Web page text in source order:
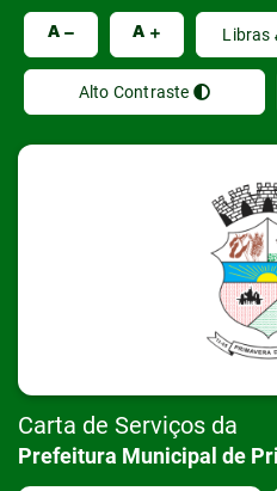
A A Libras
Alto Contraste
Carta de Serviços da
Prefeitura Municipal de